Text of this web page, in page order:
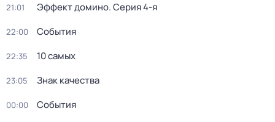
21:01 Эффект домино. Серия 4-я
22:00 События
22:35 10 самых
23:05 Знак качества
00:00 События